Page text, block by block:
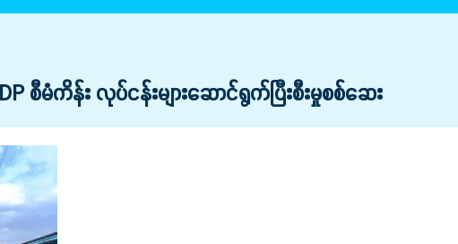
စီမံကိန်း လုပ်ငန်းများဆောင်ရွက်ပြီးစီးမှုစစ်ဆေး